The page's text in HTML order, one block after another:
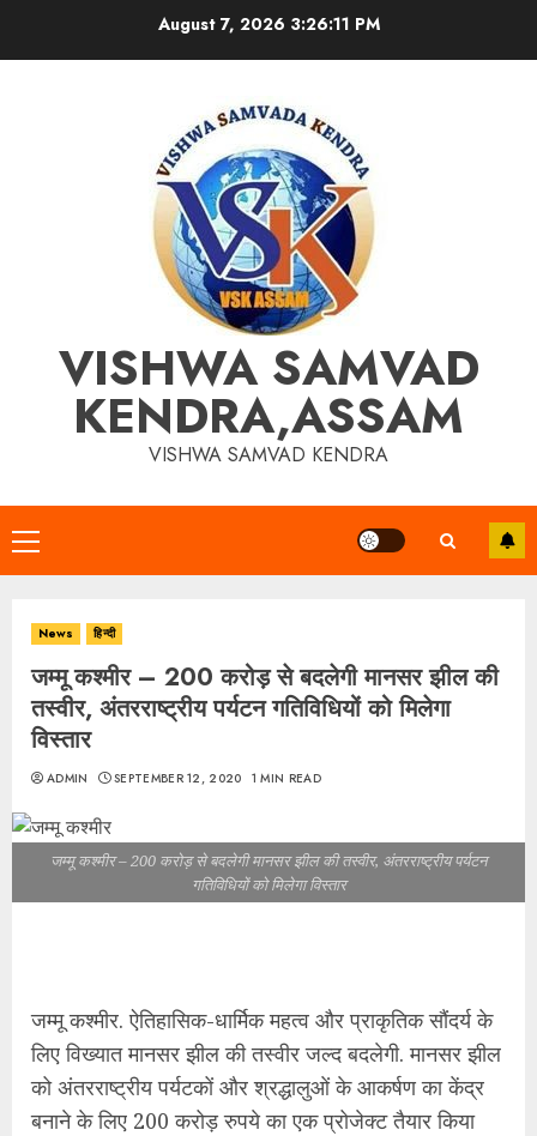
August 7, 2026 3:26:11 PM
VISHWA SAMVAD
KENDRA,ASSAM
VISHWA SAMVAD KENDRA
Primary
Menu
News हिन्दी
जम्मू कश्मीर – 200 करोड़ से बदलेगी मानसर झील की
तस्वीर, अंतरराष्ट्रीय पर्यटन गतिविधियों को मिलेगा
विस्तार
ADMIN SEPTEMBER 12, 2020 1 MIN READ
जम्मू कश्मीर – 200 करोड़ से बदलेगी मानसर झील की तस्वीर, अंतरराष्ट्रीय पर्यटन
गतिविधियों को मिलेगा विस्तार
जम्मू कश्मीर. ऐतिहासिक-धार्मिक महत्व और प्राकृतिक सौंदर्य के
लिए विख्यात मानसर झील की तस्वीर जल्द बदलेगी. मानसर झील
को अंतरराष्ट्रीय पर्यटकों और श्रद्धालुओं के आकर्षण का केंद्र
बनाने के लिए 200 करोड़ रुपये का एक प्रोजेक्ट तैयार किया